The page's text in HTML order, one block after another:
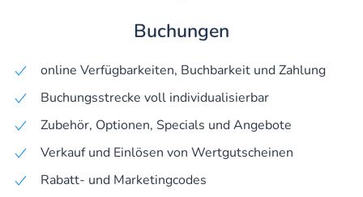
Buchungen
online Verfügbarkeiten, Buchbarkeit und Zahlung
Buchungsstrecke voll individualisierbar
Zubehör, Optionen, Specials und Angebote
Verkauf und Einlösen von Wertgutscheinen
Rabatt- und Marketingcodes